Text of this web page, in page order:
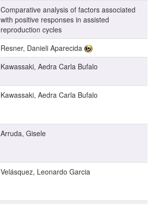
Comparative analysis of factors associated
with positive responses in assisted
reproduction cycles
Resner, Danieli Aparecida
Kawassaki, Aedra Carla Bufalo
Kawassaki, Aedra Carla Bufalo
Arruda, Gisele
Velásquez, Leonardo Garcia